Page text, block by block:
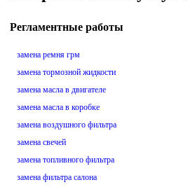
Регламентные работы
замена ремня грм
замена тормозной жидкости
замена масла в двигателе
замена масла в коробке
замена воздушного фильтра
замена свечей
замена топливного фильтра
замена фильтра салона